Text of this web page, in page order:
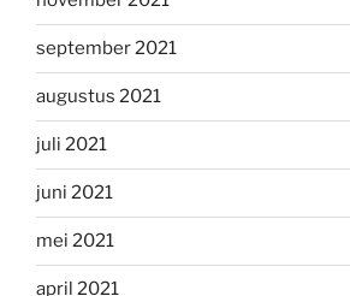
september 2021
augustus 2021
juli 2021
juni 2021
mei 2021
april 2021